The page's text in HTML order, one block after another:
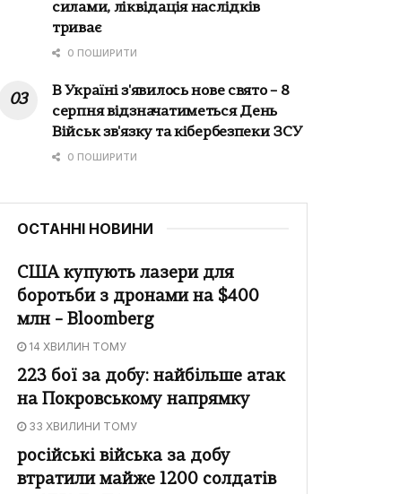
силами, ліквідація наслідків
триває
0 ПОШИРИТИ
В Україні з'явилось нове свято – 8
серпня відзначатиметься День
Військ зв'язку та кібербезпеки ЗСУ
0 ПОШИРИТИ
ОСТАННІ НОВИНИ
США купують лазери для
боротьби з дронами на $400
млн – Bloomberg
14 ХВИЛИН ТОМУ
223 бої за добу: найбільше атак
на Покровському напрямку
33 ХВИЛИНИ ТОМУ
російські війська за добу
втратили майже 1200 солдатів